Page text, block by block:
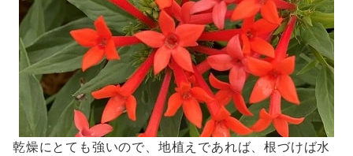
乾燥にとても強いので、地植えであれば、根づけば水